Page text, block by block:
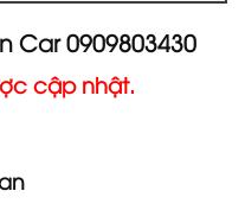
Car 0909803430
cập nhật.